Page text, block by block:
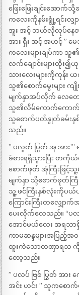
ဖြေးဖြေးချင်းအော
ကလေးကိုနမ်းရွုံ့ရင်းလ
အူး အင့် ဘယ်လိုလုပ်နေတ
အား ရှီး အင့် အဟင့် ” မ
ကလေးများချပ်ကာ သူ
လက်ချောင်းများ
သားလေးများကိုကုန်း
သူ၏စောက်မွေးများ
မျက်နှာအပ်လိုက် လေတေ
သူ၏လိမ်ကောက်ကောက်စ
သူစောက်ပတ်နွုတ်ခမ်းနှ
သည်။
” ပလွတ် ပြွတ် အု အား’”
ခံစားရရှိသွားပြီး
စောက်ဖုတ် အုံကြီးဖြ
မျက်နှာ သို့စောက်ဖုတ်
သူ့ ဖင်ကြီးနှစ်လုံးကိုပ
ကြောင်းကြီးတလျှေ
ပေးလိုက်လေသည်။ “ပလ
အောင်မယ်လေး အရသာ
ကာမဆန္ဒများအပြည့်
ထူးကဲသောတဏှာရသ ကိုအ
တော့သည်။
” ပလပ် ဗြစ် ပြွတ် အာ
အင်း ဟင်း ” သူကစော